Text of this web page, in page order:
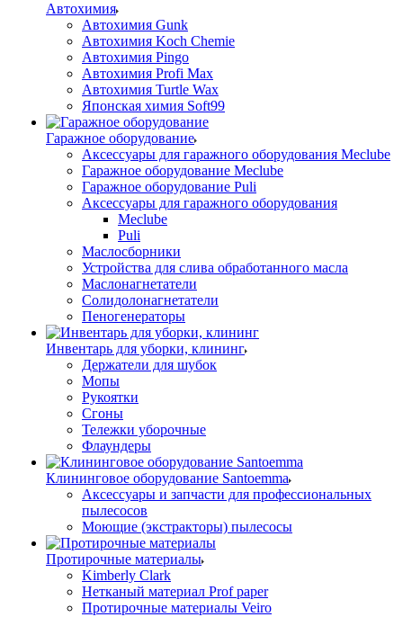
Автохимия
Автохимия Gunk
Автохимия Koch Chemie
Автохимия Pingo
Автохимия Profi Max
Автохимия Turtle Wax
Японская химия Soft99
Гаражное оборудование
Аксессуары для гаражного оборудования Meclube
Гаражное оборудование Meclube
Гаражное оборудование Puli
Аксессуары для гаражного оборудования
Meclube
Puli
Маслосборники
Устройства для слива обработанного масла
Маслонагнетатели
Солидолонагнетатели
Пеногенераторы
Инвентарь для уборки, клининг
Держатели для шубок
Мопы
Рукоятки
Сгоны
Тележки уборочные
Флаундеры
Клининговое оборудование Santoemma
Аксессуары и запчасти для профессиональных
пылесосов
Моющие (экстракторы) пылесосы
Протирочные материалы
Kimberly Clark
Нетканый материал Prof paper
Протирочные материалы Veiro